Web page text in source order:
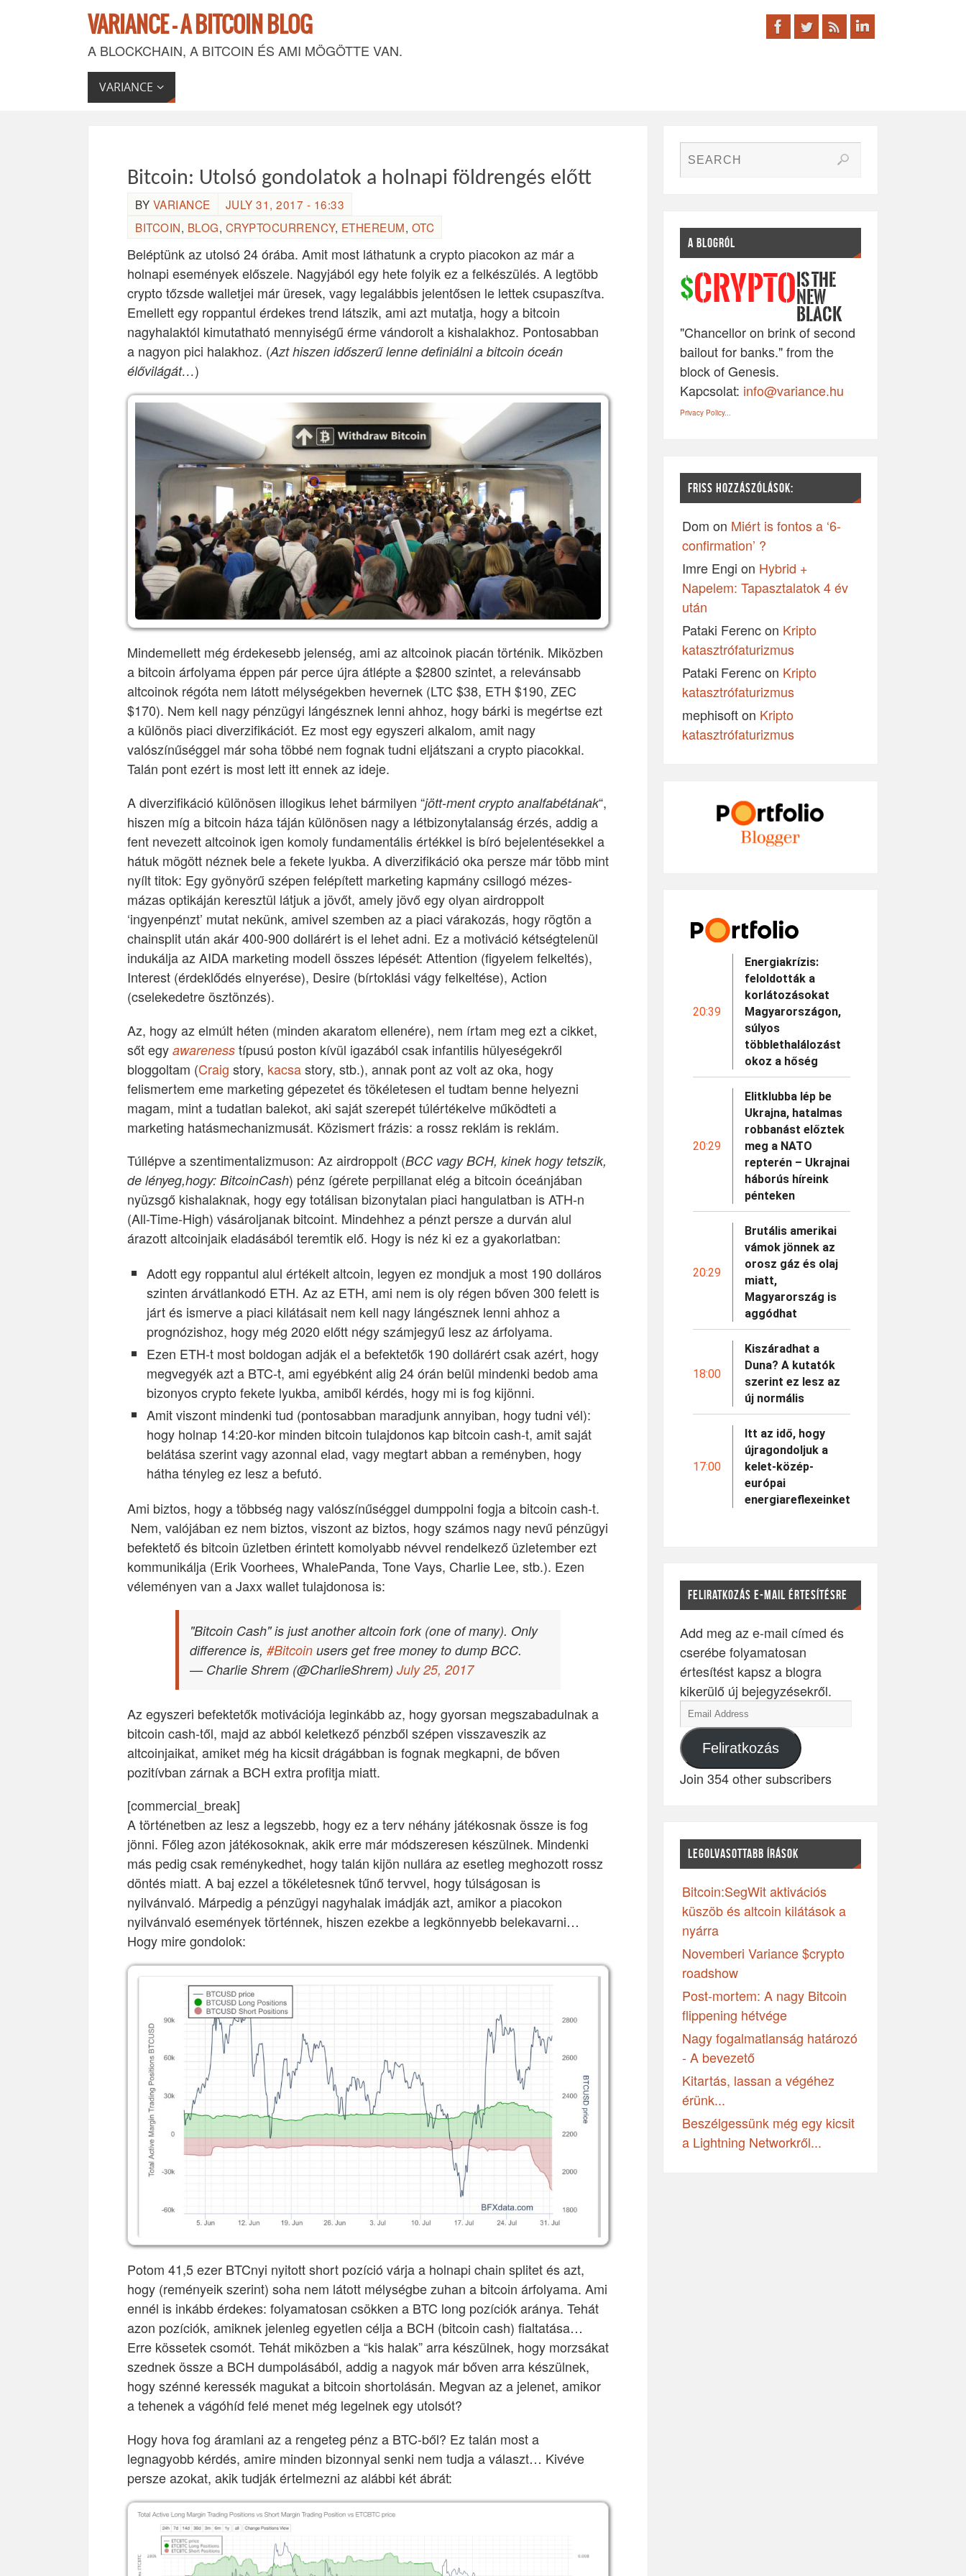
VARIANCE - A BITCOIN BLOG
A BLOCKCHAIN, A BITCOIN ÉS AMI MÖGÖTTE VAN.
VARIANCE
Bitcoin: Utolsó gondolatok a holnapi földrengés előtt
BY VARIANCE
JULY 31, 2017 - 16:33
BITCOIN, BLOG, CRYPTOCURRENCY, ETHEREUM, OTC
Beléptünk az utolsó 24 órába. Amit most láthatunk a crypto piacokon az már a
holnapi események előszele. Nagyjából egy hete folyik ez a felkészülés. A legtöbb
crypto tőzsde walletjei már üresek, vagy legalábbis jelentősen le lettek csupaszítva.
Emellett egy roppantul érdekes trend látszik, ami azt mutatja, hogy a bitcoin
nagyhalaktól kimutatható mennyiségű érme vándorolt a kishalakhoz. Pontosabban
a nagyon pici halakhoz. (Azt hiszen időszerű lenne definiálni a bitcoin óceán
élővilágát…)
Mindemellett még érdekesebb jelenség, ami az altcoinok piacán történik. Miközben
a bitcoin árfolyama éppen pár perce újra átlépte a $2800 szintet, a relevánsabb
altcoinok régóta nem látott mélységekben hevernek (LTC $38, ETH $190, ZEC
$170). Nem kell nagy pénzügyi lángésznek lenni ahhoz, hogy bárki is megértse ezt
a különös piaci diverzifikációt. Ez most egy egyszeri alkalom, amit nagy
valószínűséggel már soha többé nem fognak tudni eljátszani a crypto piacokkal.
Talán pont ezért is most lett itt ennek az ideje.
A diverzifikáció különösen illogikus lehet bármilyen “jött-ment crypto analfabétának“,
hiszen míg a bitcoin háza táján különösen nagy a létbizonytalanság érzés, addig a
fent nevezett altcoinok igen komoly fundamentális értékkel is bíró bejelentésekkel a
hátuk mögött néznek bele a fekete lyukba. A diverzifikáció oka persze már több mint
nyílt titok: Egy gyönyörű szépen felépített marketing kapmány csillogó mézes-
mázas optikáján keresztül látjuk a jövőt, amely jövő egy olyan airdroppolt
‘ingyenpénzt’ mutat nekünk, amivel szemben az a piaci várakozás, hogy rögtön a
chainsplit után akár 400-900 dollárért is el lehet adni. Ez a motiváció kétségtelenül
indukálja az AIDA marketing modell összes lépését: Attention (figyelem felkeltés),
Interest (érdeklődés elnyerése), Desire (bírtoklási vágy felkeltése), Action
(cselekedetre ösztönzés).
Az, hogy az elmúlt héten (minden akaratom ellenére), nem írtam meg ezt a cikket,
sőt egy awareness típusú poston kívül igazából csak infantilis hülyeségekről
bloggoltam (Craig story, kacsastory, stb.), annak pont az volt az oka, hogy
felismertem eme marketing gépezetet és tökéletesen el tudtam benne helyezni
magam, mint a tudatlan balekot, aki saját szerepét túlértékelve működteti a
marketing hatásmechanizmusát. Közismert frázis: a rossz reklám is reklám.
Túllépve a szentimentalizmuson: Az airdroppolt (BCC vagy BCH, kinek hogy tetszik,
de lényeg,hogy: BitcoinCash) pénz ígérete perpillanat elég a bitcoin óceánjában
nyüzsgő kishalaknak, hogy egy totálisan bizonytalan piaci hangulatban is ATH-n
(All-Time-High) vásároljanak bitcoint. Mindehhez a pénzt persze a durván alul
árazott altcoinjaik eladásából teremtik elő. Hogy is néz ki ez a gyakorlatban:
Adott egy roppantul alul értékelt altcoin, legyen ez mondjuk a most 190 dolláros
szinten árvátlankodó ETH. Az az ETH, ami nem is oly régen bőven 300 felett is
járt és ismerve a piaci kilátásait nem kell nagy lángésznek lenni ahhoz a
prognózishoz, hogy még 2020 előtt négy számjegyű lesz az árfolyama.
Ezen ETH-t most boldogan adják el a befektetők 190 dollárért csak azért, hogy
megvegyék azt a BTC-t, ami egyébként alig 24 órán belül mindenki bedob ama
bizonyos crypto fekete lyukba, amiből kérdés, hogy mi is fog kijönni.
Amit viszont mindenki tud (pontosabban maradjunk annyiban, hogy tudni vél):
hogy holnap 14:20-kor minden bitcoin tulajdonos kap bitcoin cash-t, amit saját
belátása szerint vagy azonnal elad, vagy megtart abban a reményben, hogy
hátha tényleg ez lesz a befutó.
Ami biztos, hogy a többség nagy valószínűséggel dumppolni fogja a bitcoin cash-t.
Nem, valójában ez nem biztos, viszont az biztos, hogy számos nagy nevű pénzügyi
befektető és bitcoin üzletben érintett komolyabb névvel rendelkező üzletember ezt
kommunikálja (Erik Voorhees, WhalePanda, Tone Vays, Charlie Lee, stb.). Ezen
véleményen van a Jaxx wallet tulajdonosa is:
"Bitcoin Cash" is just another altcoin fork (one of many). Only
difference is, #Bitcoin users get free money to dump BCC.
— Charlie Shrem (@CharlieShrem) July 25, 2017
Az egyszeri befektetők motivációja leginkább az, hogy gyorsan megszabadulnak a
bitcoin cash-től, majd az abból keletkező pénzből szépen visszaveszik az
altcoinjaikat, amiket még ha kicsit drágábban is fognak megkapni, de bőven
pozitívban zárnak a BCH extra profitja miatt.
[commercial_break]
A történetben az lesz a legszebb, hogy ez a terv néhány játékosnak össze is fog
jönni. Főleg azon játékosoknak, akik erre már módszeresen készülnek. Mindenki
más pedig csak reménykedhet, hogy talán kijön nullára az esetleg meghozott rossz
döntés miatt. A baj ezzel a tökéletesnek tűnő tervvel, hogy túlságosan is
nyilvánvaló. Márpedig a pénzügyi nagyhalak imádják azt, amikor a piacokon
nyilvánvaló események történnek, hiszen ezekbe a legkönnyebb belekavarni…
Hogy mire gondolok:
Potom 41,5 ezer BTCnyi nyitott short pozíció várja a holnapi chain splitet és azt,
hogy (reményeik szerint) soha nem látott mélységbe zuhan a bitcoin árfolyama. Ami
ennél is inkább érdekes: folyamatosan csökken a BTC long pozíciók aránya. Tehát
azon pozíciók, amiknek jelenleg egyetlen célja a BCH (bitcoin cash) fialtatása…
Erre kössetek csomót. Tehát miközben a “kis halak” arra készülnek, hogy morzsákat
szednek össze a BCH dumpolásából, addig a nagyok már bőven arra készülnek,
hogy szénné keressék magukat a bitcoin shortolásán. Megvan az a jelenet, amikor
a tehenek a vágóhíd felé menet még legelnek egy utolsót?
Hogy hova fog áramlani az a rengeteg pénz a BTC-ből? Ez talán most a
legnagyobb kérdés, amire minden bizonnyal senki nem tudja a választ… Kivéve
persze azokat, akik tudják értelmezni az alábbi két ábrát:
A BLOGRÓL
$CRYPTO IS THE
NEW
BLACK
"Chancellor on brink of second
bailout for banks." from the
block of Genesis.
Kapcsolat: info@variance.hu
Privacy Policy...
FRISS HOZZÁSZÓLÁSOK:
Dom on Miért is fontos a ‘6-
confirmation’ ?
Imre Engi on Hybrid +
Napelem: Tapasztalatok 4 év
után
Pataki Ferencon Kripto
katasztrófaturizmus
Pataki Ferencon Kripto
katasztrófaturizmus
mephisofton Kripto
katasztrófaturizmus
20:39
Energiakrízis:
feloldották a
korlátozásokat
Magyarországon,
súlyos
többlethalálozást
okoz a hőség
20:29
Elitklubba lép be
Ukrajna, hatalmas
robbanást előztek
meg a NATO
repterén – Ukrajnai
háborús híreink
pénteken
20:29
Brutális amerikai
vámok jönnek az
orosz gáz és olaj
miatt,
Magyarország is
aggódhat
18:00
Kiszáradhat a
Duna? A kutatók
szerint ez lesz az
új normális
17:00
Itt az idő, hogy
újragondoljuk a
kelet-közép-
európai
energiareflexeinket
FELIRATKOZÁS E-MAIL ÉRTESÍTÉSRE
Add meg az e-mail címed és
cserébe folyamatosan
értesítést kapsz a blogra
kikerülő új bejegyzésekről.
Feliratkozás
Join 354 other subscribers
LEGOLVASOTTABB ÍRÁSOK
Bitcoin:SegWit aktivációs
küszöb és altcoin kilátások a
nyárra
Novemberi Variance $crypto
roadshow
Post-mortem: A nagy Bitcoin
flippening hétvége
Nagy fogalmatlanság határozó
- A bevezető
Kitartás, lassan a végéhez
érünk...
Beszélgessünk még egy kicsit
a Lightning Networkről...